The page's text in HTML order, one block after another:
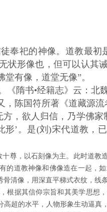
奉祀的神像。道教最初
状形像也，但可以认其
有像，道堂无像”。
隋书•经籍志》云：北
陈国符所著《道藏源流
，欲人归信，乃学佛
’。是(刘)宋代道教，
十尊，以石刻像为主。此时道教
的道教神像和佛像造在一起，
清像，用深直平梯式衣纹，线
根据其信仰宗旨和其美学思想
超的水平，人物形象生动逼真